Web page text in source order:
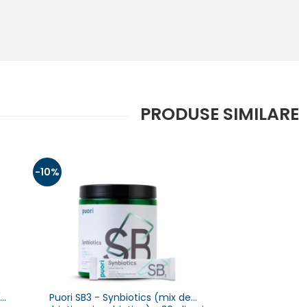
PRODUSE SIMILARE
-10%
Puori SB3 - Synbiotics (mix de